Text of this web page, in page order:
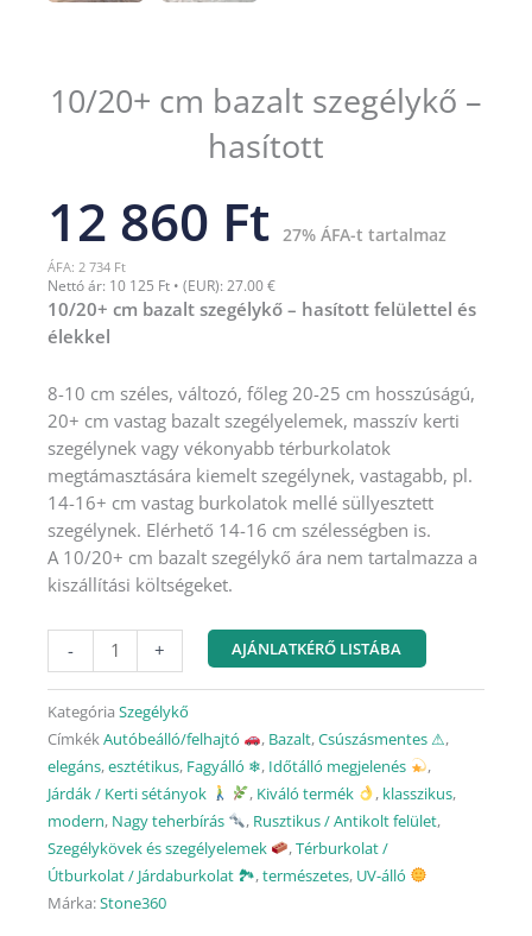
10/20+ cm bazalt szegélykő –
hasított
12 860 Ft 27% ÁFA-t tartalmaz
ÁFA: 2 734 Ft
Nettó ár: 10 125 Ft • (EUR): 27.00 €
10/20+ cm bazalt szegélykő – hasított felülettel és
élekkel
8-10 cm széles, változó, főleg 20-25 cm hosszúságú,
20+ cm vastag bazalt szegélyelemek, masszív kerti
szegélynek vagy vékonyabb térburkolatok
megtámasztására kiemelt szegélynek, vastagabb, pl.
14-16+ cm vastag burkolatok mellé süllyesztett
szegélynek. Elérhető 14-16 cm szélességben is.
A 10/20+ cm bazalt szegélykő ára nem tartalmazza a
kiszállítási költségeket.
-
cm
bazalt
szegélykő
-
hasított
mennyiség
+ AJÁNLATKÉRŐ LISTÁBA
Kategória Szegélykő
CímkékAutóbeálló/felhajtó , Bazalt,Csúszásmentes ⚠,
elegáns,esztétikus, Fagyálló ❄︎, Időtálló megjelenés
,
Járdák / Kerti sétányok
, Kiváló termék , klasszikus,
modern, Nagy teherbírás , Rusztikus / Antikolt felület,
Szegélykövek és szegélyelemek
,Térburkolat /
Útburkolat / Járdaburkolat 🏞,természetes, UV-álló
Márka:Stone360